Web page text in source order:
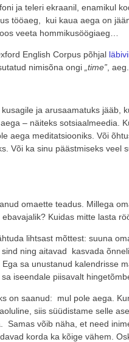
ja teleri ekraanil, enamikul
tööaeg, kui kaua aega on
veeta hommikusöögiaeg…
English Corpus põhjal
nimisõna ongi „time” , aeg.
ja arusaamatuks jääb,
– näiteks sotsiaalmeedia.
aega meditatsiooniks. Või
Või ka sinu päästmiseks veel
omaette teadus. Millega
Kuidas mitte lasta
lihtsast mõttest: suuna
ning aitavad kasvada
sa unustanud kalendrisse
iseendale piisavalt
on saanud: mul pole aega.
siis süüdistame selle
Samas võib näha, et need
korda ka kõige vähem.